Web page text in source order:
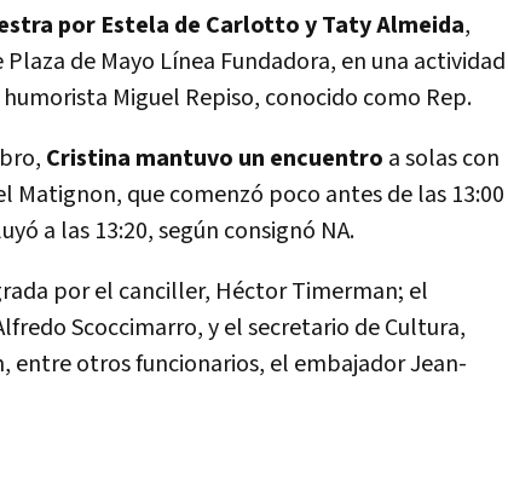
por Estela de Carlotto y Taty Almeida,
de Mayo Línea Fundadora, en una actividad
Miguel Repiso, conocido como Rep.
Cristina mantuvo un encuentro a solas con
Matignon, que comenzó poco antes de las 13:00
a las 13:20, según consignó NA.
por el canciller, Héctor Timerman; el
Scoccimarro, y el secretario de Cultura,
entre otros funcionarios, el embajador Jean-